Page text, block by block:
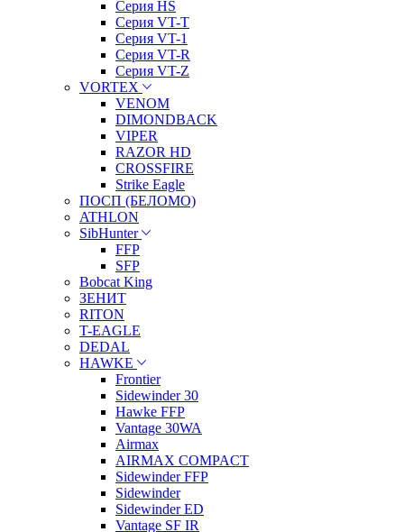
Серия HS
Серия VT-T
Серия VT-1
Серия VT-R
Серия VT-Z
VORTEX
VENOM
DIMONDBACK
VIPER
RAZOR HD
CROSSFIRE
Strike Eagle
ПОСП (БЕЛОМО)
ATHLON
SibHunter
FFP
SFP
Bobcat King
ЗЕНИТ
RITON
T-EAGLE
DEDAL
HAWKE
Frontier
Sidewinder 30
Hawke FFP
Vantage 30WA
Airmax
AIRMAX COMPACT
Sidewinder FFP
Sidewinder
Sidewinder ED
Vantage SF IR